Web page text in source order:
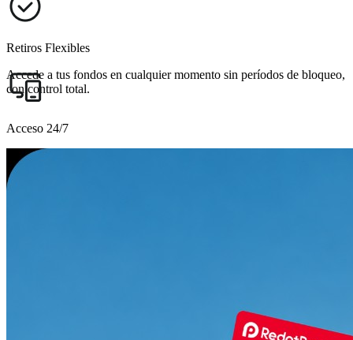
Retiros Flexibles
Accede a tus fondos en cualquier momento sin períodos de bloqueo,
con control total.
Acceso 24/7
Administra tus activos digitales en cualquier momento, de manera
fácil y segura.